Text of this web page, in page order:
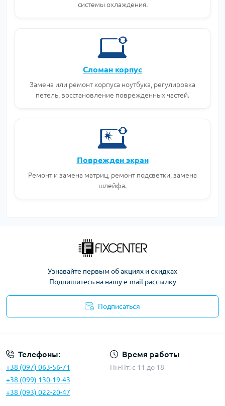
системы охлаждения.
Сломан корпус
Замена или ремонт корпуса ноутбука, регулировка
петель, восстановление поврежденных частей.
Поврежден экран
Ремонт и замена матриц, ремонт подсветки, замена
шлейфа.
Узнавайте первым об акциях и скидках
Подпишитесь на нашу e-mail рассылку
Подписаться
Телефоны:
+38 (097) 063-56-71
+38 (099) 130-19-43
+38 (093) 022-20-47
Время работы
Пн-Пт: c 11 до 18